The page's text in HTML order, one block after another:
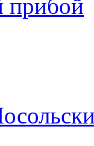
прибой